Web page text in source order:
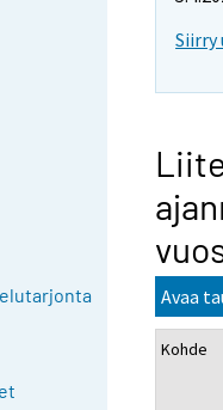
Siirry
Avaa
Kohde